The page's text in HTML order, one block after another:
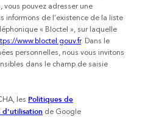
vous pouvez adresser une
informons de l’existence de la liste
« Bloctel », sur laquelle
www.bloctel.gouv.fr. Dans le
personnelles, nous vous invitons
dans le champ de saisie
les Politiques de
d'utilisation de Google